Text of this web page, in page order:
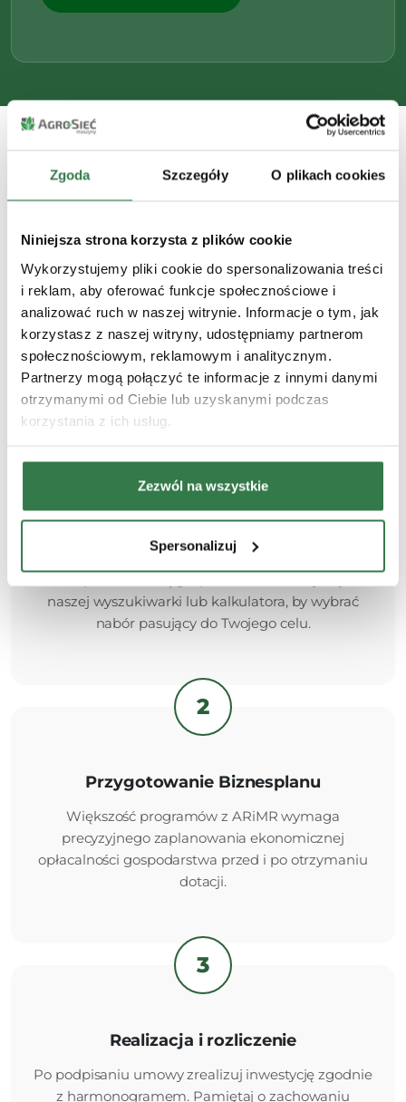
Zgoda Szczegóły O plikach cookies
Niniejsza strona korzysta z plików cookie
Wykorzystujemy pliki cookie do spersonalizowania treści
i reklam, aby oferować funkcje społecznościowe i
analizować ruch w naszej witrynie. Informacje o tym, jak
korzystasz z naszej witryny, udostępniamy partnerom
społecznościowym, reklamowym i analitycznym.
Partnerzy mogą połączyć te informacje z innymi danymi
otrzymanymi od Ciebie lub uzyskanymi podczas
korzystania z ich usług.
Zezwól na wszystkie
Spersonalizuj
Praktyczne informacje
dofinansowanie?
Cały proces od pomysłu inwestycyjnego po
wypłatę dotacji na konto może być prosty, jeśli
zastosujesz się do kluczowych etapów.
Dopasowanie programu
Przeanalizuj wymagania wiekowe, terytorialne
naszej wyszukiwarki lub kalkulatora, by wybrać
nabór pasujący do Twojego celu.
2
Przygotowanie Biznesplanu
Większość programów z ARiMR wymaga
precyzyjnego zaplanowania ekonomicznej
opłacalności gospodarstwa przed i po otrzymaniu
dotacji.
3
Realizacja i rozliczenie
Po podpisaniu umowy zrealizuj inwestycję zgodnie
z harmonogramem. Pamiętaj o zachowaniu